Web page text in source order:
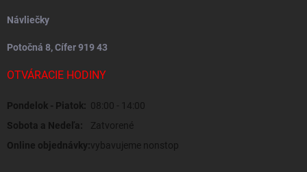
Návliečky
Potočná 8, Cífer 919 43
OTVÁRACIE HODINY
Pondelok - Piatok: 08:00 - 14:00
Sobota a Nedeľa:
Zatvorené
Online objednávky:vybavujeme nonstop